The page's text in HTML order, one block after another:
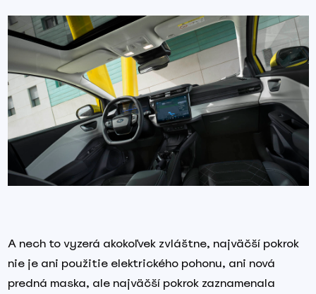
A nech to vyzerá akokoľvek zvláštne, najväčší pokrok
nie je ani použitie elektrického pohonu, ani nová
predná maska, ale najväčší pokrok zaznamenala